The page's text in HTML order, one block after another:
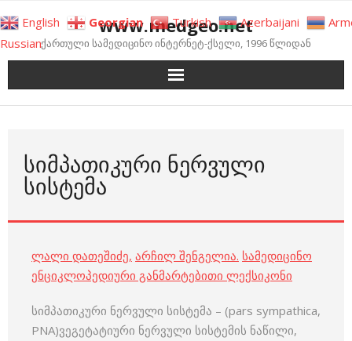
to
content
www.medgeo.net
ქართული სამედიცინო ინტერნეტ-ქსელი, 1996 წლიდან
ᲡᲘᲛᲞᲐᲗᲘᲙᲣᲠᲘ ᲜᲔᲠᲕᲣᲚᲘ
ᲡᲘᲡᲢᲔᲛᲐ
ლალი დათეშიძე, არჩილ შენგელია. სამედიცინო
ენციკლოპედიური განმარტებითი ლექსიკონი
სიმპათიკური ნერვული სისტემა – (pars sympathica,
PNA)ვეგეტატიური ნერვული სისტემის ნაწილი,
English Georgian Turkish Azerbaijani
Russian